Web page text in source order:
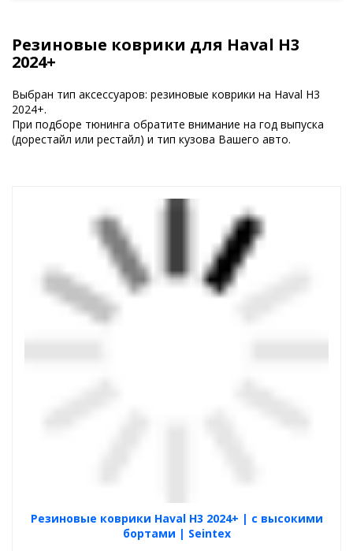
Резиновые коврики для Haval H3
2024+
Выбран тип аксессуаров: резиновые коврики на Haval H3
2024+.
При подборе тюнинга обратите внимание на год выпуска
(дорестайл или рестайл) и тип кузова Вашего авто.
Резиновые коврики Haval H3 2024+ | с высокими
бортами | Seintex